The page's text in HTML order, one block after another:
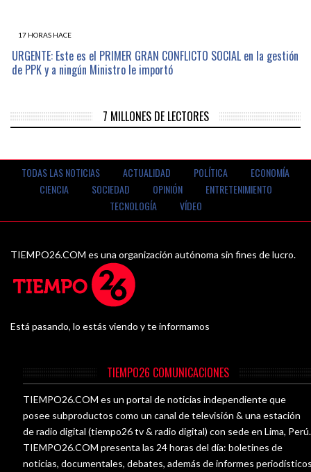
17 HORAS HACE
URGENTE: Este es el PRIMER GRAN CONFLICTO SOCIAL en la gestión
de PPK y a ningún Ministro le importó
7 MILLONES DE LECTORES
TODAS LAS NOTICIAS ACTUALIDAD POLÍTICA
ECONOMÍA
CIENCIA
SOCIEDAD OPINIÓN
ENTRETENIMIENTO
TECNOLOGÍA
VÍDEO
TIEMPO26.COM es una organización autónoma sin fines de lucro.
Está pasando, lo estás viendo y te informamos
TIEMPO26 COMUNICACIONES
TIEMPO26.COM es un portal de noticias independiente que
posee subproductos como un canal de televisión & una estación
de radio digital (tiempo26 tv & radio digital) con sede en Lima, Perú.
TIEMPO26.COM presenta las 24 horas del día: boletines de
noticias, documentales, debates, además de informes